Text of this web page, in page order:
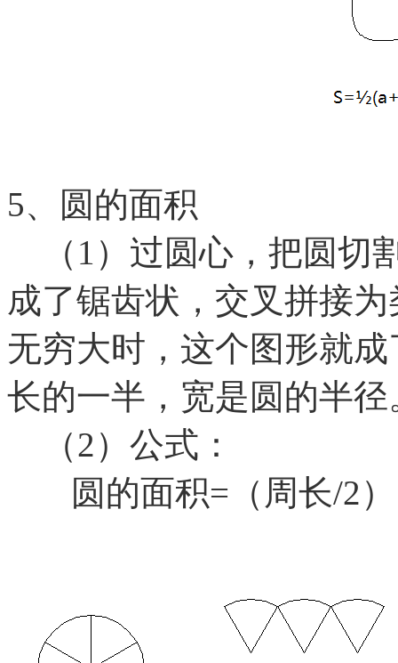
5、圆的面积
（1）过圆心，把圆切
成了锯齿状，交叉拼接
无穷大时，这个图形就
长的一半，宽是圆的半径
（2）公式：
圆的面积=（周长/2